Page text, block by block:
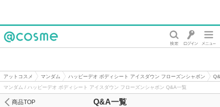
アットコスメ マンダム ハッピーデオ ボディシート アイスダウン フローズンシャボン
マンダム / ハッピーデオ ボディシート アイスダウン フローズンシャボン Q&A一覧
Q&A一覧
商品TOP